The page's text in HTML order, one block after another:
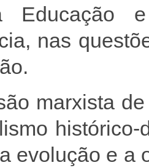
Educação
nas
marxista
evolução e a